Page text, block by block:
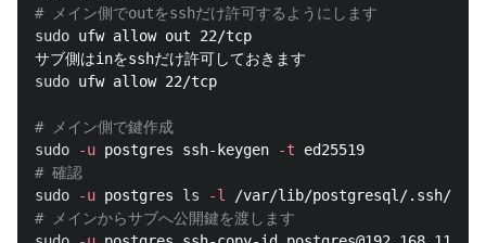
# メイン側でoutをsshだけ許可するようにします
sudo ufw allow out 22/tcp
sudo ufw allow 22/tcp
# メイン側で鍵作成
sudo
-u postgres ssh-keygen -t
# 確認
sudo
-u postgres ls -l
# メインからサブへ公開鍵を渡します